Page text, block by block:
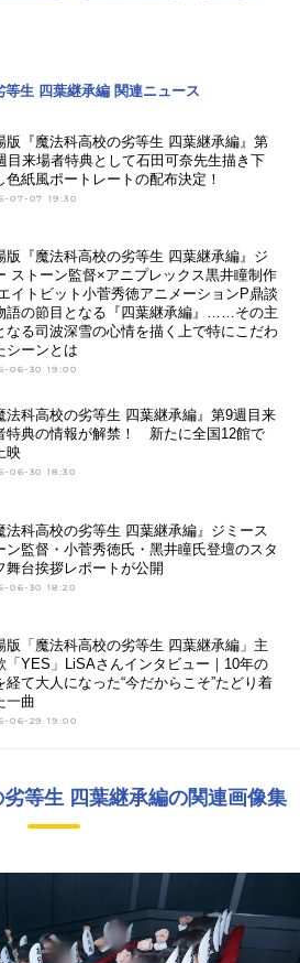
生 四葉継承編 関連ニュース
版『魔法科高校の劣等生 四葉継承編』第
目来場者特典として石田可奈先生描き下
色紙風ポートレートの配布決定！
07-07 19:30
版『魔法科高校の劣等生 四葉継承編』ジ
ストーン監督×アニプレックス黒井瞳制作
イトビット小菅秀徳アニメーションP鼎談
語の節目となる『四葉継承編』……その主
なる司波深雪の心情を描く上で特にこだわ
シーンとは
06-30 19:00
法科高校の劣等生 四葉継承編』第9週目来
特典の情報が解禁！ 新たに全国12館で
映
06-30 18:30
法科⾼校の劣等⽣ 四葉継承編』ジミース
ン監督・⼩菅秀徳氏・⿊井瞳氏登壇のスタ
舞台挨拶レポートが公開
06-30 18:20
版「魔法科高校の劣等生 四葉継承編」主
「YES」LiSAさんインタビュー｜10年の
経て大人になった“今だからこそ”たどり着
一曲
06-29 19:00
等生 四葉継承編の関連画像集